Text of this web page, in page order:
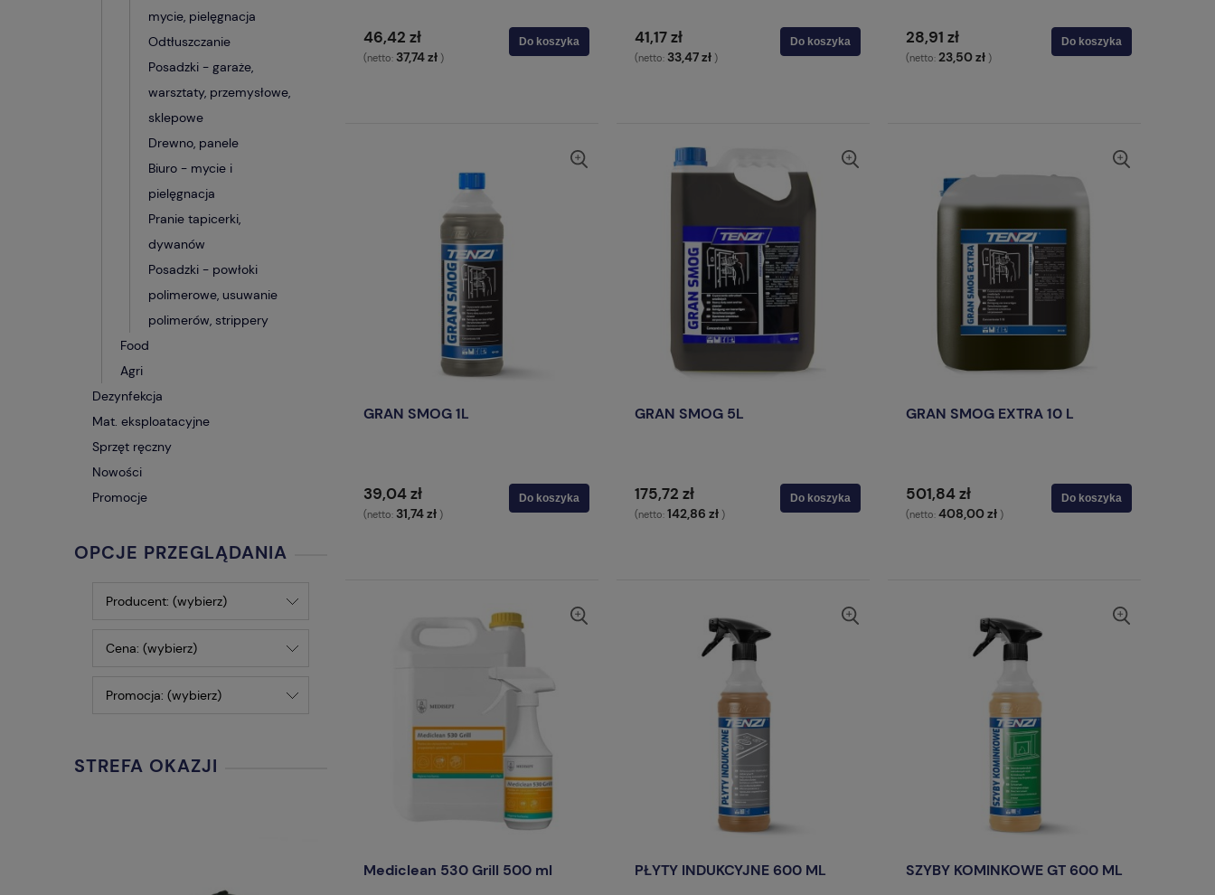
mycie, pielęgnacja
Odtłuszczanie
Posadzki - garaże,
warsztaty, przemysłowe,
sklepowe
Drewno, panele
Biuro - mycie i
pielęgnacja
Pranie tapicerki,
dywanów
Posadzki - powłoki
polimerowe, usuwanie
polimerów, strippery
Food
Agri
Dezynfekcja
Mat. eksploatacyjne
Sprzęt ręczny
Nowości
Promocje
OPCJE PRZEGLĄDANIA
Producent: (wybierz)
Cena: (wybierz)
Promocja: (wybierz)
STREFA OKAZJI
46,42 zł
(netto: 37,74 zł )
Do koszyka 41,17 zł
(netto: 33,47 zł )
Do koszyka 28,91 zł
(netto: 23,50 zł )
Do koszyka
GRAN SMOG 1L
39,04 zł
(netto: 31,74 zł )
Do koszyka
GRAN SMOG 5L
175,72 zł
(netto: 142,86 zł )
Do koszyka
GRAN SMOG EXTRA 10 L
501,84 zł
(netto: 408,00 zł )
Do koszyka
Mediclean 530 Grill 500 ml PŁYTY INDUKCYJNE 600 ML SZYBY KOMINKOWE GT 600 ML